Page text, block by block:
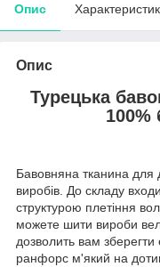
Опис
Опис
Турецька
100%
Бавовняна тканина для
виробів. До складу
структурою плетіння
можете шити вироби
дозволить вам
ранфорс м'який на